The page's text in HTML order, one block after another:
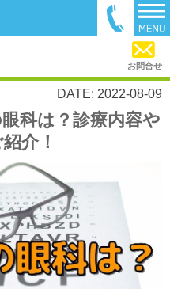
お問合せ
DATE: 2022-08-09
科は？診療内容や
介！